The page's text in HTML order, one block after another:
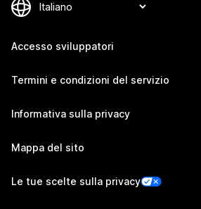
Accesso sviluppatori
Termini e condizioni del servizio
Informativa sulla privacy
Mappa del sito
Le tue scelte sulla privacy